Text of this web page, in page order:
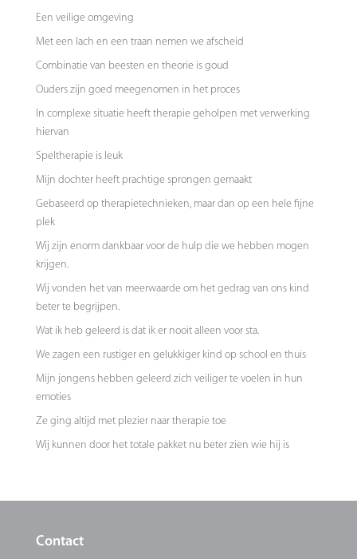
Een veilige omgeving
Met een lach en een traan nemen we afscheid
Combinatie van beesten en theorie is goud
Ouders zijn goed meegenomen in het proces
In complexe situatie heeft therapie geholpen met verwerking
hiervan
Speltherapie is leuk
Mijn dochter heeft prachtige sprongen gemaakt
Gebaseerd op therapietechnieken, maar dan op een hele fijne
plek
Wij zijn enorm dankbaar voor de hulp die we hebben mogen
krijgen.
Wij vonden het van meerwaarde om het gedrag van ons kind
beter te begrijpen.
Wat ik heb geleerd is dat ik er nooit alleen voor sta.
We zagen een rustiger en gelukkiger kind op school en thuis
Mijn jongens hebben geleerd zich veiliger te voelen in hun
emoties
Ze ging altijd met plezier naar therapie toe
Wij kunnen door het totale pakket nu beter zien wie hij is
Contact